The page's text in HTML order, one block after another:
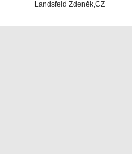
Landsfeld Zdeněk,CZ